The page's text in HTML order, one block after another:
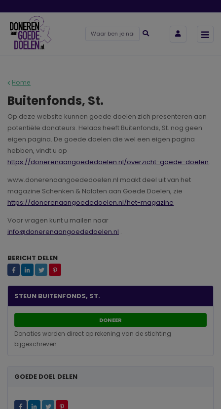
Home
Buitenfonds, St.
Op deze website kunnen goede doelen zich presenteren aan
potentiële donateurs. Helaas heeft Buitenfonds, St. nog geen
eigen pagina. De goede doelen die wel een eigen pagina
hebben, vindt u op
https://donerenaangoededoelen.nl/overzicht-goede-doelen.
www.donerenaangoededoelen.nl maakt deel uit van het
magazine Schenken & Nalaten aan Goede Doelen, zie
https://donerenaangoededoelen.nl/het-magazine
Voor vragen kunt u mailen naar
info@donerenaangoededoelen.nl .
BERICHT DELEN
STEUN BUITENFONDS, ST.
DONEER
Donaties worden direct op rekening van de stichting
bijgeschreven
GOEDE DOEL DELEN